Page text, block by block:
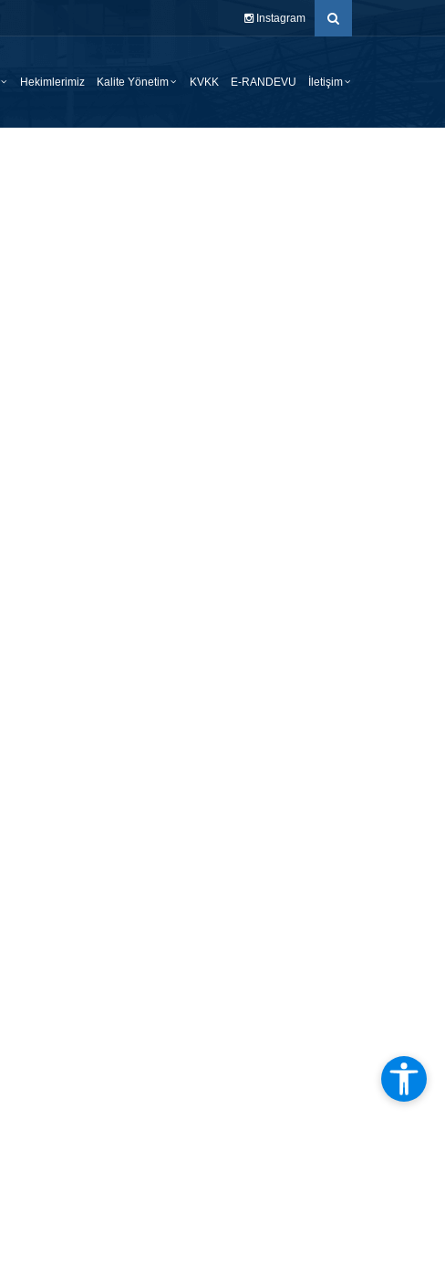
Instagram
Hekimlerimiz Kalite Yönetim KVKK E-RANDEVU İletişim